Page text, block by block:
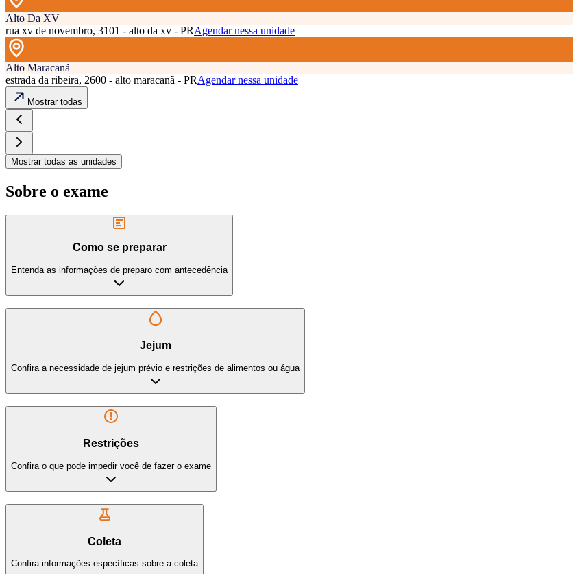
Alto Da XV
rua xv de novembro, 3101 - alto da xv - PRAgendar nessa unidade
Alto Maracanã
estrada da ribeira, 2600 - alto maracanã - PRAgendar nessa unidade
Mostrar todas
Mostrar todas as unidades
Sobre o exame
Como se preparar
Entenda as informações de preparo com antecedência
Jejum
Confira a necessidade de jejum prévio e restrições de alimentos ou água
Restrições
Confira o que pode impedir você de fazer o exame
Coleta
Confira informações específicas sobre a coleta